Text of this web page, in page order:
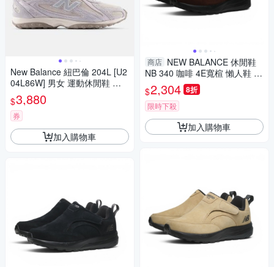
New Balance 紐巴倫 204L [U2
04L86W] 男女 運動休閒鞋 復
古鞋 穿搭 舒適 粉紫
$3,880
券
加入購物車
商店 NEW BALANCE 休閒鞋
NB 340 咖啡 4E寬楦 懶人鞋 男
女 U3407PB
$2,304 8折
限時下殺
加入購物車